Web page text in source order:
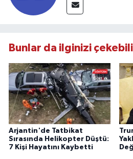
Bunlar da ilginizi
Arjantin'de Tatbikat
Sırasında Helikopter Düştü:
7 Kişi Hayatını Kaybetti